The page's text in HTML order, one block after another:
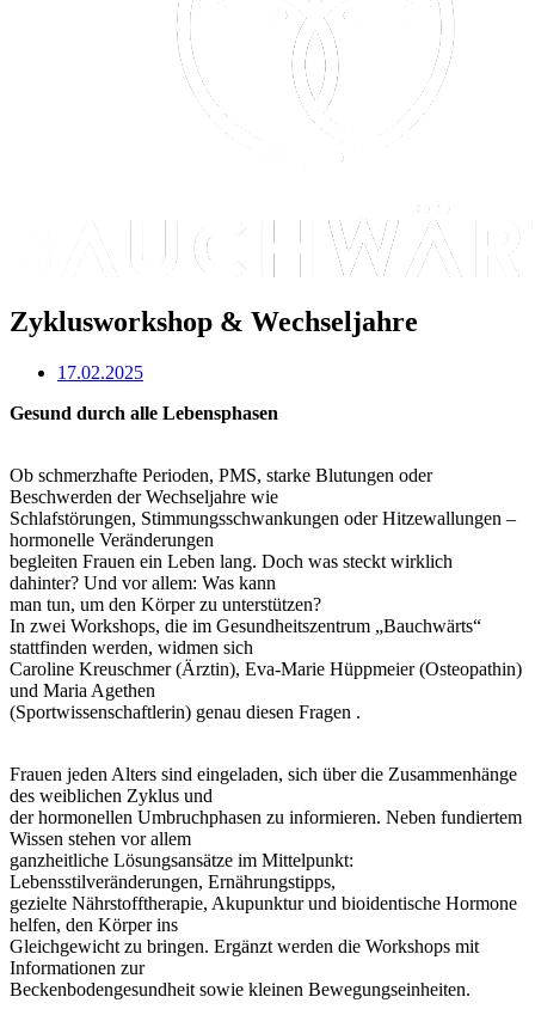
Zyklusworkshop & Wechseljahre
17.02.2025
Gesund durch alle Lebensphasen
Ob schmerzhafte Perioden, PMS, starke Blutungen oder
Beschwerden der Wechseljahre wie
Schlafstörungen, Stimmungsschwankungen oder Hitzewallungen –
hormonelle Veränderungen
begleiten Frauen ein Leben lang. Doch was steckt wirklich
dahinter? Und vor allem: Was kann
man tun, um den Körper zu unterstützen?
In zwei Workshops, die im Gesundheitszentrum „Bauchwärts“
stattfinden werden, widmen sich
Caroline Kreuschmer (Ärztin), Eva-Marie Hüppmeier (Osteopathin)
und Maria Agethen
(Sportwissenschaftlerin) genau diesen Fragen .
Frauen jeden Alters sind eingeladen, sich über die Zusammenhänge
des weiblichen Zyklus und
der hormonellen Umbruchphasen zu informieren. Neben fundiertem
Wissen stehen vor allem
ganzheitliche Lösungsansätze im Mittelpunkt:
Lebensstilveränderungen, Ernährungstipps,
gezielte Nährstofftherapie, Akupunktur und bioidentische Hormone
helfen, den Körper ins
Gleichgewicht zu bringen. Ergänzt werden die Workshops mit
Informationen zur
Beckenbodengesundheit sowie kleinen Bewegungseinheiten.